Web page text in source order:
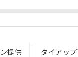
提供 タイアッ